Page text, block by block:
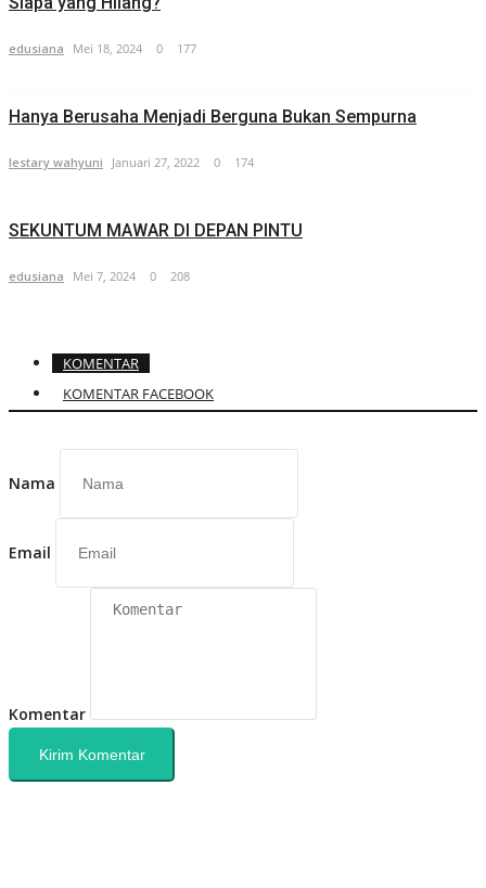
edusiana Mei 18, 2024 0 177
Hanya Berusaha Menjadi Berguna Bukan Sempurna
lestary wahyuni Januari 27, 2022 0 174
SEKUNTUM MAWAR DI DEPAN PINTU
edusiana Mei 7, 2024 0 208
KOMENTAR
KOMENTAR FACEBOOK
Nama
Email
Komentar
Kirim Komentar